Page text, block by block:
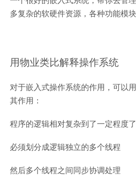
多复杂的软硬件资源，各种功能模块
用物业类比解释操作系统
对于嵌入式操作系统的作用，可以
其作用：
程序的逻辑相对复杂到了一定程度了
必须划分成逻辑独立的多个线程
然后多个线程之间同步协调处理